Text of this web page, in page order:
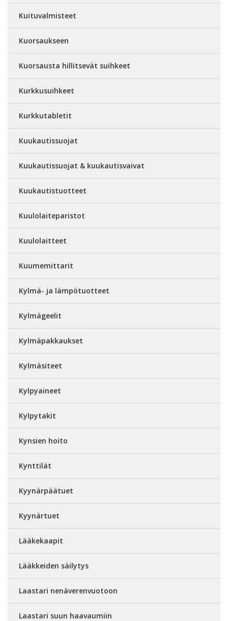
Kuituvalmisteet
Kuorsaukseen
Kuorsausta hillitsevät suihkeet
Kurkkusuihkeet
Kurkkutabletit
Kuukautissuojat
Kuukautissuojat & kuukautisvaivat
Kuukautistuotteet
Kuulolaiteparistot
Kuulolaitteet
Kuumemittarit
Kylmä- ja lämpötuotteet
Kylmägeelit
Kylmäpakkaukset
Kylmäsiteet
Kylpyaineet
Kylpytakit
Kynsien hoito
Kynttilät
Kyynärpäätuet
Kyynärtuet
Lääkekaapit
Lääkkeiden säilytys
Laastari nenäverenvuotoon
Laastari suun haavaumiin